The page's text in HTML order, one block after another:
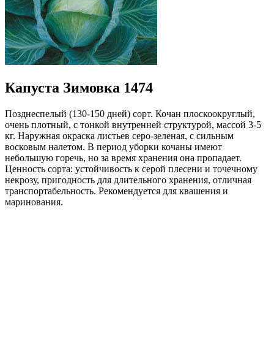
Капуста Зимовка 1474
Позднеспелый (130-150 дней) сорт. Кочан плоскоокруглый,
очень плотный, с тонкой внутренней структурой, массой 3-5
кг. Наружная окраска листьев серо-зеленая, с сильным
восковым налетом. В период уборки кочаны имеют
небольшую горечь, но за время хранения она пропадает.
Ценность сорта: устойчивость к серой плесени и точечному
некрозу, пригодность для длительного хранения, отличная
транспортабельность. Рекомендуется для квашения и
маринования.